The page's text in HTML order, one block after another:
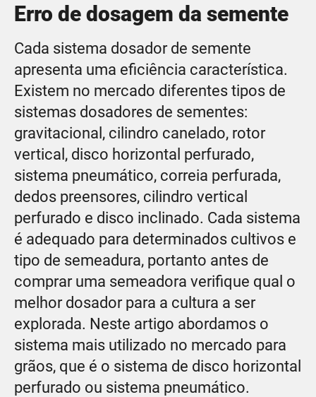
Erro de dosagem da semente
Cada sistema dosador de semente
apresenta uma eficiência característica.
Existem no mercado diferentes tipos de
sistemas dosadores de sementes:
gravitacional, cilindro canelado, rotor
vertical, disco horizontal perfurado,
sistema pneumático, correia perfurada,
dedos preensores, cilindro vertical
perfurado e disco inclinado. Cada sistema
é adequado para determinados cultivos e
tipo de semeadura, portanto antes de
comprar uma semeadora verifique qual o
melhor dosador para a cultura a ser
explorada. Neste artigo abordamos o
sistema mais utilizado no mercado para
grãos, que é o sistema de disco horizontal
perfurado ou sistema pneumático.